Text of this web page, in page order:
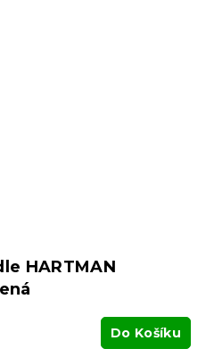
HARTMAN
Do Košíku